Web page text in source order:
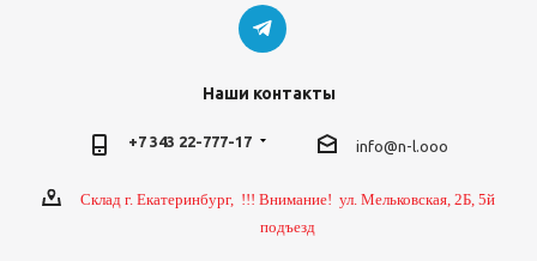
Наши контакты
+7 343 22-777-17 info@n-l.ooo
Склад г. Екатеринбург, !!! Внимание! ул. Мельковская, 2Б, 5й
подъезд